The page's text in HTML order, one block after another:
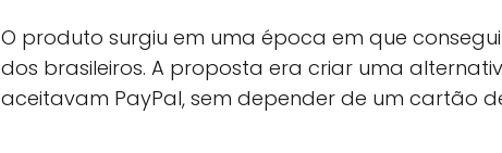
O produto surgiu em uma época em que
dos brasileiros. A proposta era criar uma
aceitavam PayPal, sem depender de um cartão